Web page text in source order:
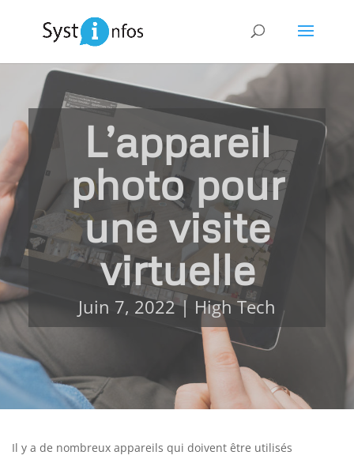
L’appareil
photo pour
une visite
virtuelle
Juin 7, 2022| High Tech
Il y a de nombreux appareils qui doivent être utilisés